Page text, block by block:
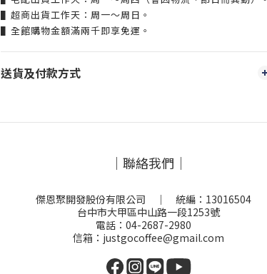
▌超商出貨工作天：周一～周日。
▌全館購物金額滿兩千即享免運。
送貨及付款方式
｜聯絡我們｜
傑恩聚開發股份有限公司 ｜ 統編：13016504
台中市大甲區中山路一段1253號
電話：04-2687-2980
信箱：justgocoffee@gmail.com